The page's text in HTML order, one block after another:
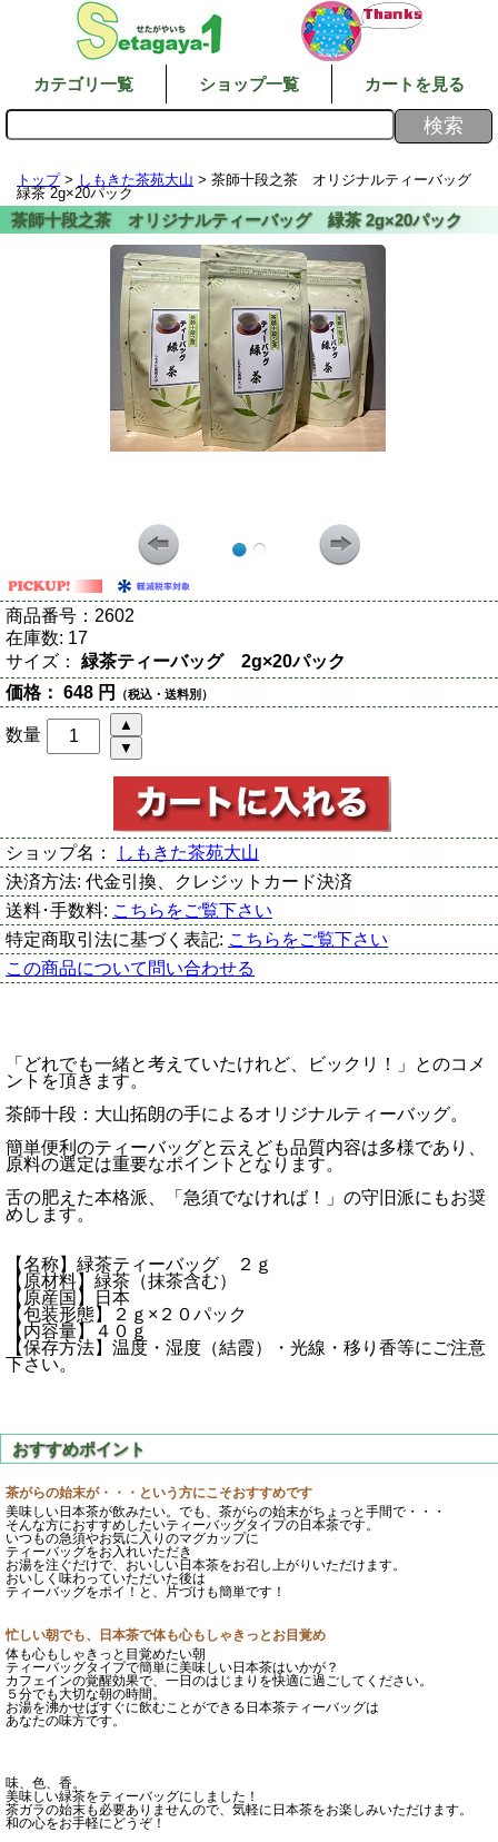
カテゴリ一覧 ショップ一覧 カートを見る
トップ> しもきた茶苑大山 > 茶師十段之茶 オリジナルティーバッグ
緑茶 2g×20パック
商品番号： 2602
在庫数: 17
サイズ： 緑茶ティーバッグ 2g×20パック
価格： 648 円 （税込・送料別）
数量
ショップ名：
しもきた茶苑大山
決済方法: 代金引換、クレジットカード決済
送料･手数料: こちらをご覧下さい
特定商取引法に基づく表記: こちらをご覧下さい
この商品について問い合わせる
「どれでも一緒と考えていたけれど、ビックリ！」とのコメ
ントを頂きます。
茶師十段：大山拓朗の手によるオリジナルティーバッグ。
簡単便利のティーバッグと云えども品質内容は多様であり、
原料の選定は重要なポイントとなります。
舌の肥えた本格派、「急須でなければ！」の守旧派にもお奨
めします。
【名称】緑茶ティーバッグ ２ｇ
【原材料】緑茶（抹茶含む）
【原産国】日本
【包装形態】２ｇ×２０パック
【内容量】４０ｇ
【保存方法】温度・湿度（結霞）・光線・移り香等にご注意
下さい。
茶がらの始末が・・・という方にこそおすすめです
美味しい日本茶が飲みたい。でも、茶がらの始末がちょっと手間で・・・
そんな方におすすめしたいティーバッグタイプの日本茶です。
いつもの急須やお気に入りのマグカップに
ティーバッグをお入れいただき
お湯を注ぐだけで、おいしい日本茶をお召し上がりいただけます。
おいしく味わっていただいた後は
ティーバッグをポイ！と、片づけも簡単です！
忙しい朝でも、日本茶で体も心もしゃきっとお目覚め
体も心もしゃきっと目覚めたい朝
ティーバッグタイプで簡単に美味しい日本茶はいかが？
カフェインの覚醒効果で、一日のはじまりを快適に過ごしてください。
５分でも大切な朝の時間。
お湯を沸かせばすぐに飲むことができる日本茶ティーバッグは
あなたの味方です。
味、色、香。
美味しい緑茶をティーバッグにしました！
茶ガラの始末も必要ありませんので、気軽に日本茶をお楽しみいただけます。
和の心をお手軽にどうぞ！